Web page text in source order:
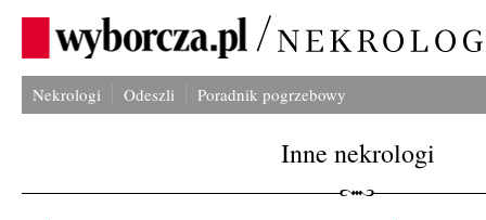
Nekrologi Odeszli Poradnik pogrzebowy
Inne nekrologi